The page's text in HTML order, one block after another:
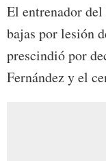
El entrenador
bajas por lesión
prescindió por
Fernández y el